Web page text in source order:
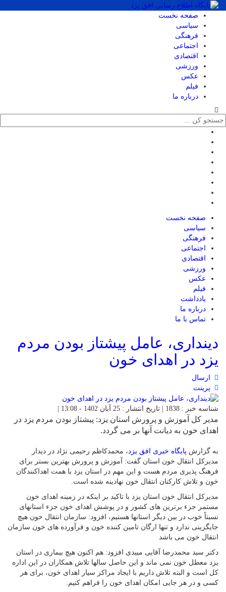
صفحه نخست
سیاسی
فرهنگی
اجتماعی
اقتصادی
ورزشی
عکس
فیلم
درباره ما
صفحه نخست
سیاسی
فرهنگی
اجتماعی
اقتصادی
ورزشی
عکس
فیلم
یادداشت
درباره ما
تماس با ما
دینداری، عامل پیشتاز بودن مردم
یزد در اهدای خون
ارسال
پرینت
شناسه خبر : 1838 | تاریخ انتشار : 25 آبان 1402 - 13:08 |
مدیر کل آموزش و پرورش استان یزد: پیشتاز بودن مردم یزد در
اهدای خون به دیانت آنها بر می گردد.
به گزارش پایگاه خبری افق یزد ، محمدکاظم رحیمی نژاد در دیدار
مدیرکل انتقال خون استان گفت: آموزش و پرورش بهترین بستر برای
فرهنگ پذیری مردم هست و این مهم در استان یزد با همت اهداکنندگان
خون و تلاش کارکنان انتقال خون نهادینه شده است.
مدیرکل انتقال خون استان یزد با تاکید بر اینکه در زمینه اهدای خون
مستمر جزء برترین های کشور و در پوشش اهدای خون جزء استانهای
نسبتاً خوب در بین دیگر استانها هستیم، افزود: سازمان انتقال خون هیچ
جایگزینی ندارد و تنها ارگان تامین کننده خون و فرآورده های خون سازمان
انتقال خون می باشد
دکتر سید محمدرضا آقایی میبدی افزود: هم اکنون هیچ بیماری در استان
یزد معطل خون نمی ماند و این حاصل سالها تلاش همکاران در این اداره
کل است و البته تلاش داریم با ایجاد مراکز سیار اهدای خون، برای هر
کسی و در هر جایی امکان اهدای خون را فراهم کنیم.